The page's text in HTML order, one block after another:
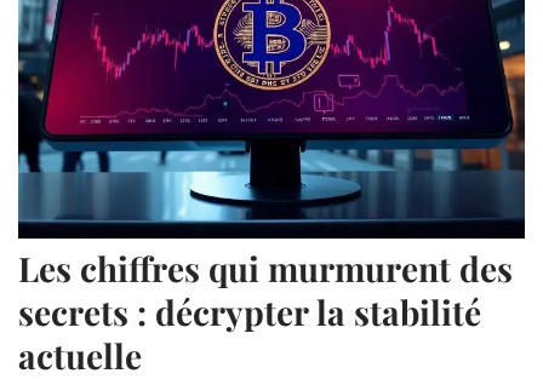
Les chiffres qui murmurent des
secrets : décrypter la stabilité
actuelle